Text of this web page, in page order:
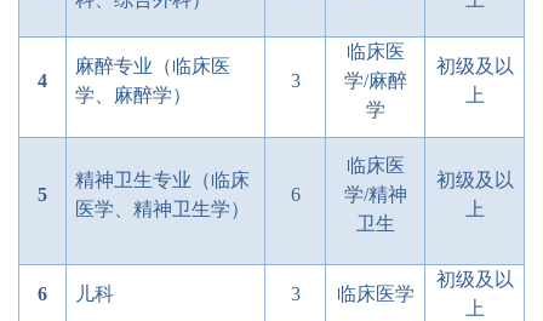
4
麻醉专业（临床医
学、麻醉学）
3
临床医
学/麻醉
学
初级及以
上
5
精神卫生专业（临床
医学、精神卫生学）
6
临床医
学/精神
卫生
初级及以
上
6 儿科 3 临床医学
初级及以
上